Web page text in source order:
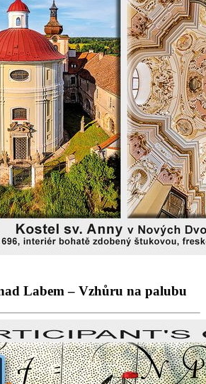
Labem – Vzhůru na palubu